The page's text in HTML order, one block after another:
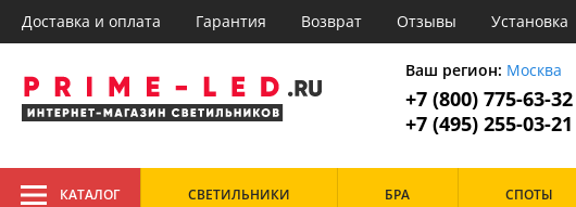
Доставка и оплата Гарантия Возврат Отзывы Установка
Ваш регион: Москва
+7 (800) 775-63-32
+7 (495) 255-03-21
1. Потолочные
3. Точечные
4. Споты
1. Потолочные
Все товары категории
КАТАЛОГ СВЕТИЛЬНИКИ БРА СПОТЫ